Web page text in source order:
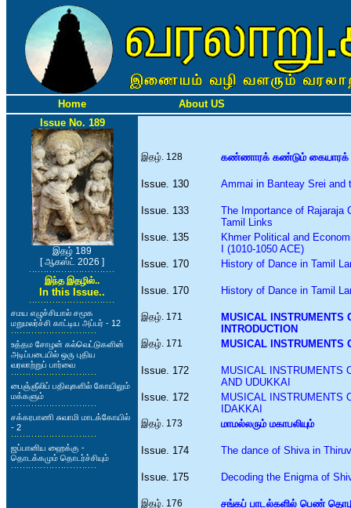
Home
About US
Issue No. 189
இதழ் 189
[ ஆகஸ்ட் 2026 ]
இந்த இதழில்..
In this Issue..
சமய எழுச்சியால் சமூக
மறுமலர்ச்சி காட்டிய அப்பர் - 12
உத்தம சோழன் கல்வெட்டுகளின்
அடிப்படையில் ஒரு புதிய
வரலாற்றுப் பார்வை
பைஞ்ஞீலிப் பதிவுகளில் கோயிலும்
மக்களும்
சக்கரபாணி சுவாமி மாடக்கோயில்
- 2
ஜப்பானிய ஹைக்கு -
தொடக்கமும் தொடர்ச்சியும்
இதழ். 128 கண்ணாரக் கண்டும் கையாரக்
Issue. 130 Ammai in Banteay Srei and
Issue. 133
The Importance of Rajaraja
Tamil Links
Issue. 135
Khmer Political and
I (1010-1050 ACE)
Issue. 170
History of Dance in Tamil
Issue. 170 History of Dance in Tamil
இதழ். 171
MUSICAL INSTRUMENTS
INTRODUCTION
இதழ். 171 MUSICAL INSTRUMENTS
Issue. 172
MUSICAL INSTRUMENTS
AND UDUKKAI
Issue. 172
MUSICAL INSTRUMENTS
IDAKKAI
இதழ். 173 மாமல்லரும் மகாபலியும்
Issue. 174 The dance of Shiva in
Issue. 175 Decoding the Enigma of
இதழ். 176 சங்கப் பாடல்களில் பெண்